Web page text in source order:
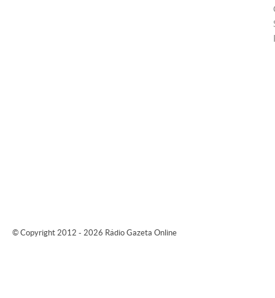
© Copyright 2012 - 2026 Rádio Gazeta Online